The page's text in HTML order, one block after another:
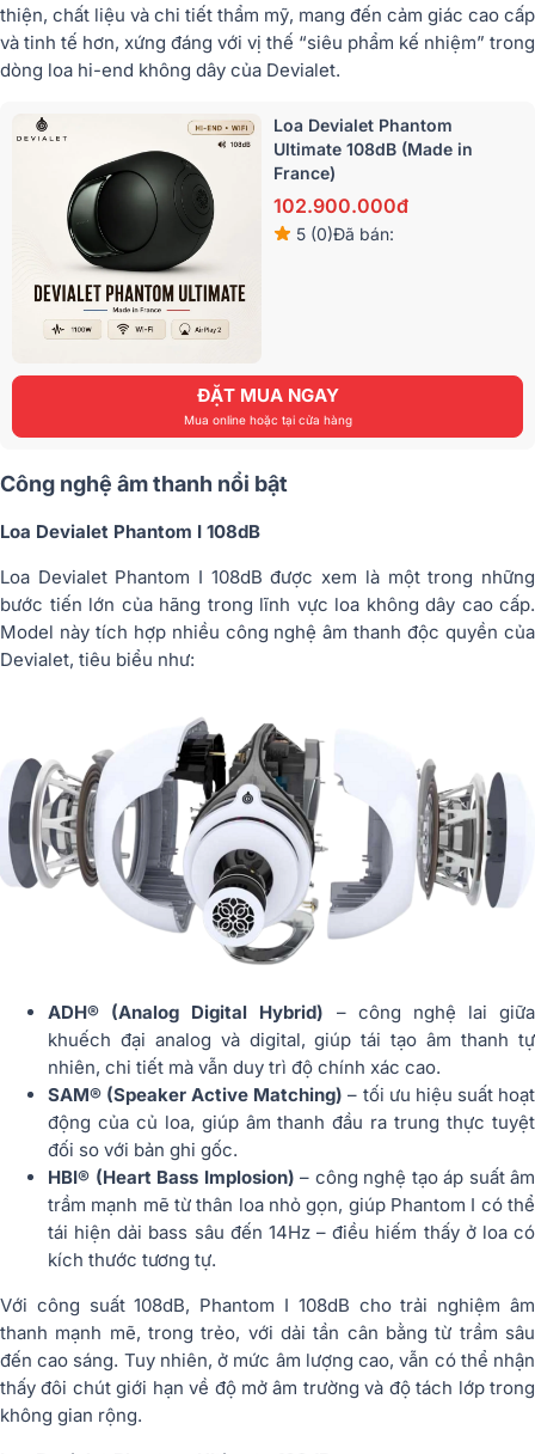
thiện, chất liệu và chi tiết thẩm mỹ, mang đến cảm giác cao cấp
và tinh tế hơn, xứng đáng với vị thế “siêu phẩm kế nhiệm” trong
dòng loa hi-end không dây của Devialet.
Loa Devialet Phantom
Ultimate 108dB (Made in
France)
102.900.000đ
5 (0)Đã bán:
ĐẶT MUA NGAY
Mua online hoặc tại cửa hàng
Công nghệ âm thanh nổi bật
Loa Devialet Phantom I 108dB
Loa Devialet Phantom I 108dB được xem là một trong những
bước tiến lớn của hãng trong lĩnh vực loa không dây cao cấp.
Model này tích hợp nhiều công nghệ âm thanh độc quyền của
Devialet, tiêu biểu như:
ADH® (Analog Digital Hybrid) – công nghệ lai giữa
khuếch đại analog và digital, giúp tái tạo âm thanh tự
nhiên, chi tiết mà vẫn duy trì độ chính xác cao.
SAM® (Speaker Active Matching) – tối ưu hiệu suất hoạt
động của củ loa, giúp âm thanh đầu ra trung thực tuyệt
đối so với bản ghi gốc.
HBI® (Heart Bass Implosion) – công nghệ tạo áp suất âm
trầm mạnh mẽ từ thân loa nhỏ gọn, giúp Phantom I có thể
tái hiện dải bass sâu đến 14Hz – điều hiếm thấy ở loa có
kích thước tương tự.
Với công suất 108dB, Phantom I 108dB cho trải nghiệm âm
thanh mạnh mẽ, trong trẻo, với dải tần cân bằng từ trầm sâu
đến cao sáng. Tuy nhiên, ở mức âm lượng cao, vẫn có thể nhận
thấy đôi chút giới hạn về độ mở âm trường và độ tách lớp trong
không gian rộng.